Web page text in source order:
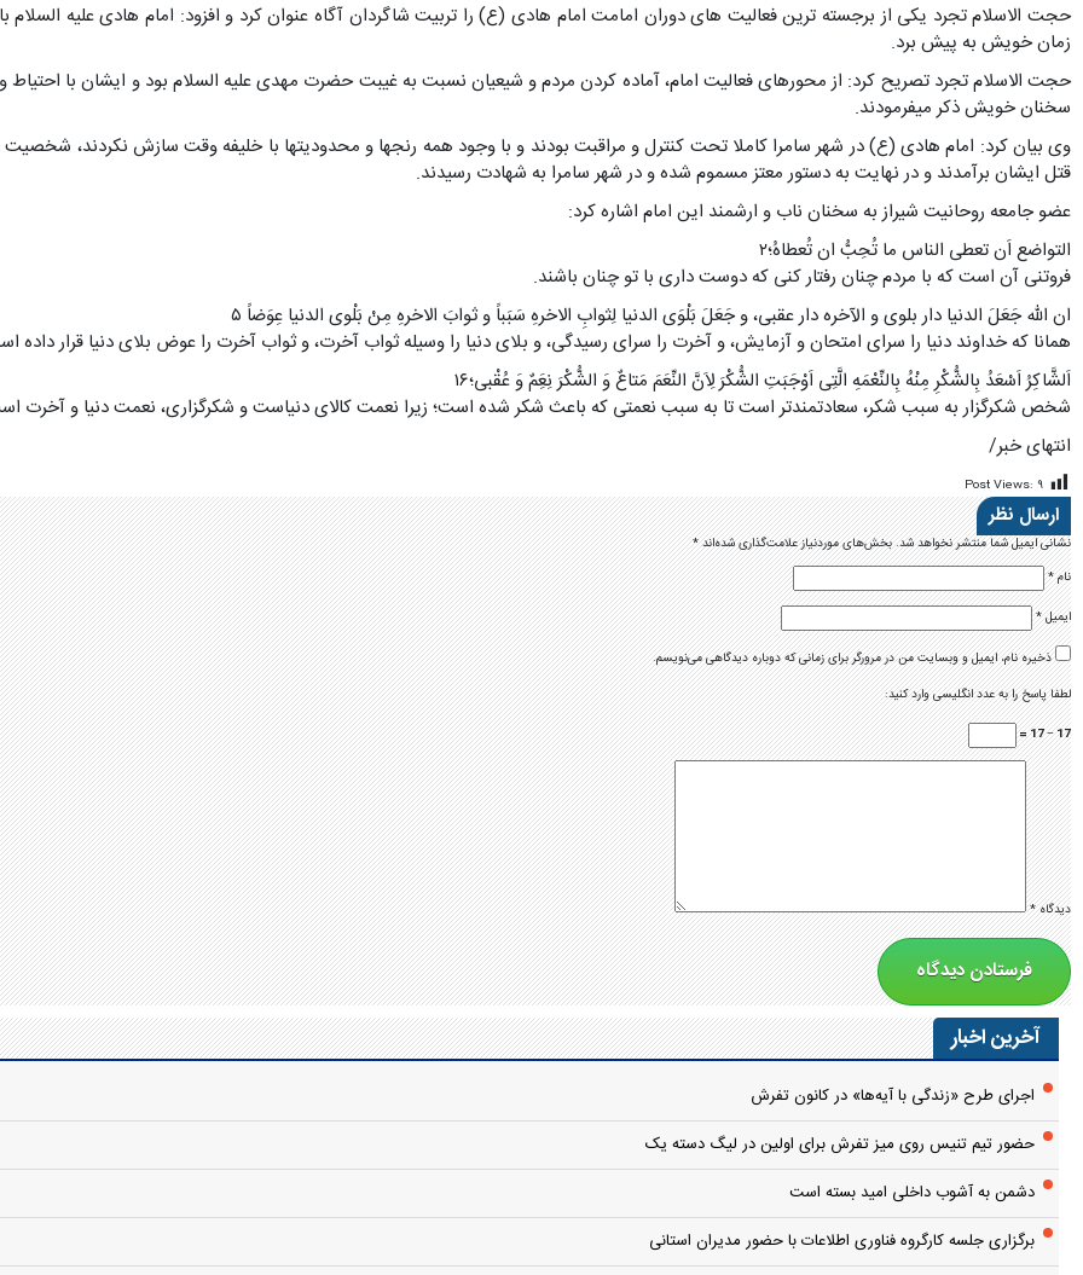
حجت الاسلام تجرد یکی از برجسته ترین فعالیت های دوران امامت امام هادی (ع) را تربیت شاگردان آگاه عنوان کرد و افزود: امام هادی علیه
زمان خویش به پیش برد.
حجت الاسلام تجرد تصریح کرد: از محورهای فعالیت امام، آماده کردن مردم و شیعیان نسبت به غیبت حضرت مهدی علیه السلام بود و ایشان با
سخنان خویش ذکر میفرمودند.
وی بیان کرد: امام هادی (ع) در شهر سامرا کاملا تحت کنترل و مراقبت بودند و با وجود همه رنجها و محدودیتها با خلیفه وقت سازش نکردند،
قتل ایشان برآمدند و در نهایت به دستور معتز مسموم شده و در شهر سامرا به شهادت رسیدند.
عضو جامعه روحانیت شیراز به سخنان ناب و ارشمند این امام اشاره کرد:
التواضع اَن تعطی الناس ما تُحِبُّ ان تُعطاهُ؛۲
فروتنی آن است که با مردم چنان رفتار کنی که دوست داری با تو چنان باشند.
ان الله جَعَلَ الدنیا دار بلوی و الآخره دار عقبی، و جَعَلَ بَلْوَی الدنیا لِثوابِ الاخرهِ سَبَباً و ثوابَ الاخرهِ مِنْ بَلْوی الدنیا عِوَضاً ۵
همانا که خداوند دنیا را سرای امتحان و آزمایش، و آخرت را سرای رسیدگی، و بلای دنیا را وسیله ثواب آخرت، و ثواب آخرت را عوض بلای دنیا قرار داده
اَلشَّاکِرُ اَسْعَدُ بِالشُّکْرِ مِنْهُ بِالنِّعْمَهِ الَّتِی اَوْجَبَتِ الشُّکْرَ لِاَنَّ النِّعَمَ مَتاعٌ وَ الشُّکْرَ نِعَِمٌ وَ عُقْبی؛۱۶
شخص شکرگزار به سبب شکر، سعادتمندتر است تا به سبب نعمتی که باعث شکر شده است؛ زیرا نعمت کالای دنیاست و شکرگزاری، نعمت دنیا و آخرت
انتهای خبر/
Post Views: ۹
ارسال نظر
نشانی ایمیل شما منتشر نخواهد شد.بخش‌های موردنیاز علامت‌گذاری شده‌اند*
نام*
ایمیل*
ذخیره نام، ایمیل و وبسایت من در مرورگر برای زمانی که دوباره دیدگاهی می‌نویسم.
لطفا پاسخ را به عدد انگلیسی وارد کنید:
17 − 17 =
دیدگاه*
آخرین اخبار
اجرای طرح «زندگی با آیه‌ها» در کانون تفرش
حضور تیم تنیس روی میز تفرش برای اولین در لیگ دسته یک
دشمن به آشوب داخلی امید بسته است
برگزاری جلسه کارگروه فناوری اطلاعات با حضور مدیران استانی